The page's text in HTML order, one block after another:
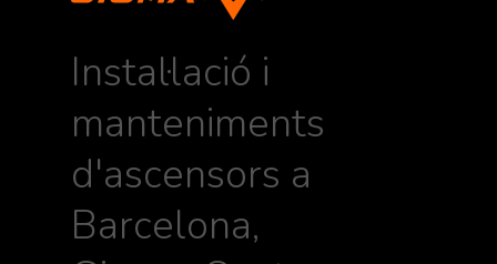
Instal·lació i
manteniments
d'ascensors a
Barcelona,